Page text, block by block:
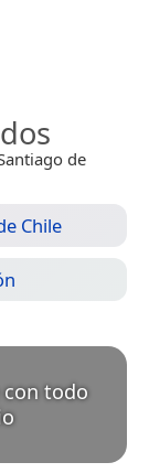
de
Chile
con todo